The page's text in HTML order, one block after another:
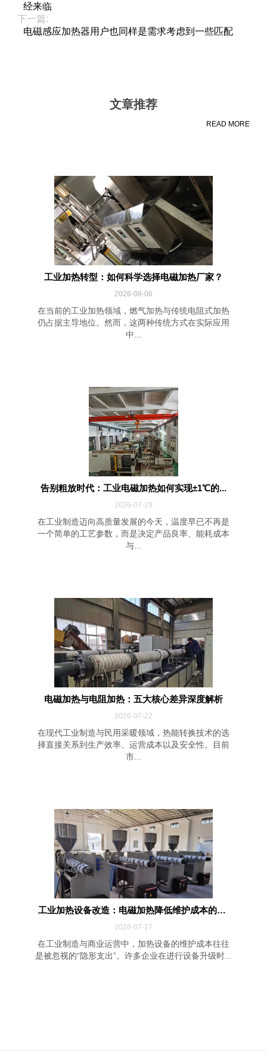
经来临
下一篇:
电磁感应加热器用户也同样是需求考虑到一些匹配
文章推荐
READ MORE
工业加热转型：如何科学选择电磁加热厂家？
2026-08-06
在当前的工业加热领域，燃气加热与传统电阻式加热
仍占据主导地位。然而，这两种传统方式在实际应用
中...
告别粗放时代：工业电磁加热如何实现±1℃的...
2026-07-29
在工业制造迈向高质量发展的今天，温度早已不再是
一个简单的工艺参数，而是决定产品良率、能耗成本
与...
电磁加热与电阻加热：五大核心差异深度解析
2026-07-22
在现代工业制造与民用采暖领域，热能转换技术的选
择直接关系到生产效率、运营成本以及安全性。目前
市...
工业加热设备改造：电磁加热降低维护成本的四...
2026-07-17
在工业制造与商业运营中，加热设备的维护成本往往
是被忽视的“隐形支出”。许多企业在进行设备升级时...